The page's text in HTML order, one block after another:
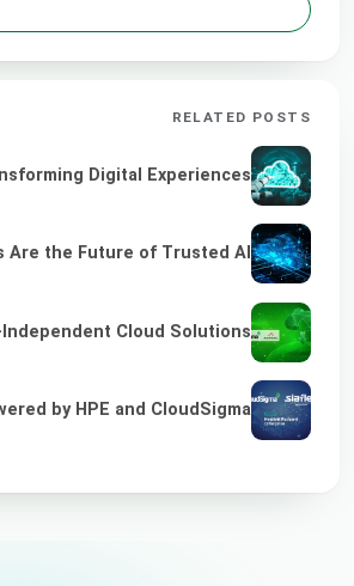
RELATED POSTS
Digital Experiences
Are the Future of Trusted AI
Cloud Solutions
by HPE and CloudSigma